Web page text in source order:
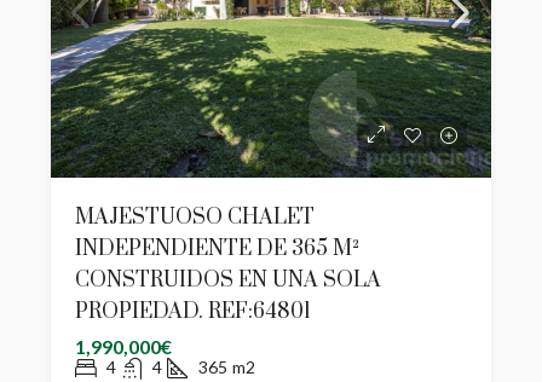
MAJESTUOSO CHALET
INDEPENDIENTE DE 365 M²
CONSTRUIDOS EN UNA SOLA
PROPIEDAD. REF:64801
1,990,000€
4 4 365 m2